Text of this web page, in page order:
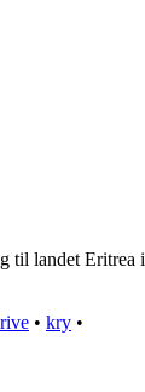
landet
• kry •